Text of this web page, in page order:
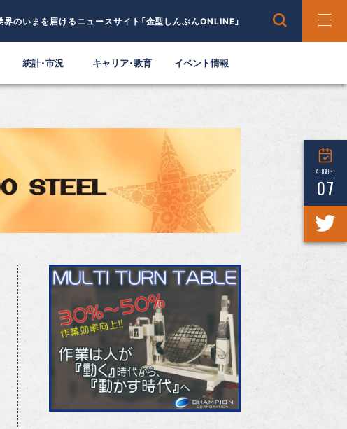
界のいまを届けるニュースサイト「金型しんぶんONLINE」
統計・市況 キャリア・教育 イベント情報
AUGUST
07